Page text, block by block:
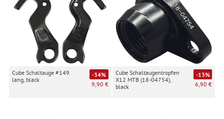
Cube Schaltauge #149
lang, black
-34%
9,90 €
Cube Schaltaugentropfen
X12 MTB (18-04754),
black
-13%
6,90 €